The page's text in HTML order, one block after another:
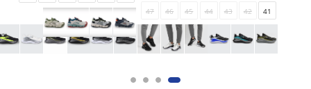
41
42
43
44
45
46
47